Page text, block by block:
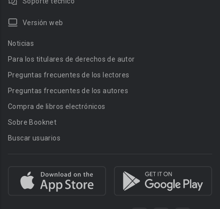
Versión web
Noticias
Para los titulares de derechos de autor
Preguntas frecuentes de los lectores
Preguntas frecuentes de los autores
Compra de libros electrónicos
Sobre Booknet
Buscar usuarios